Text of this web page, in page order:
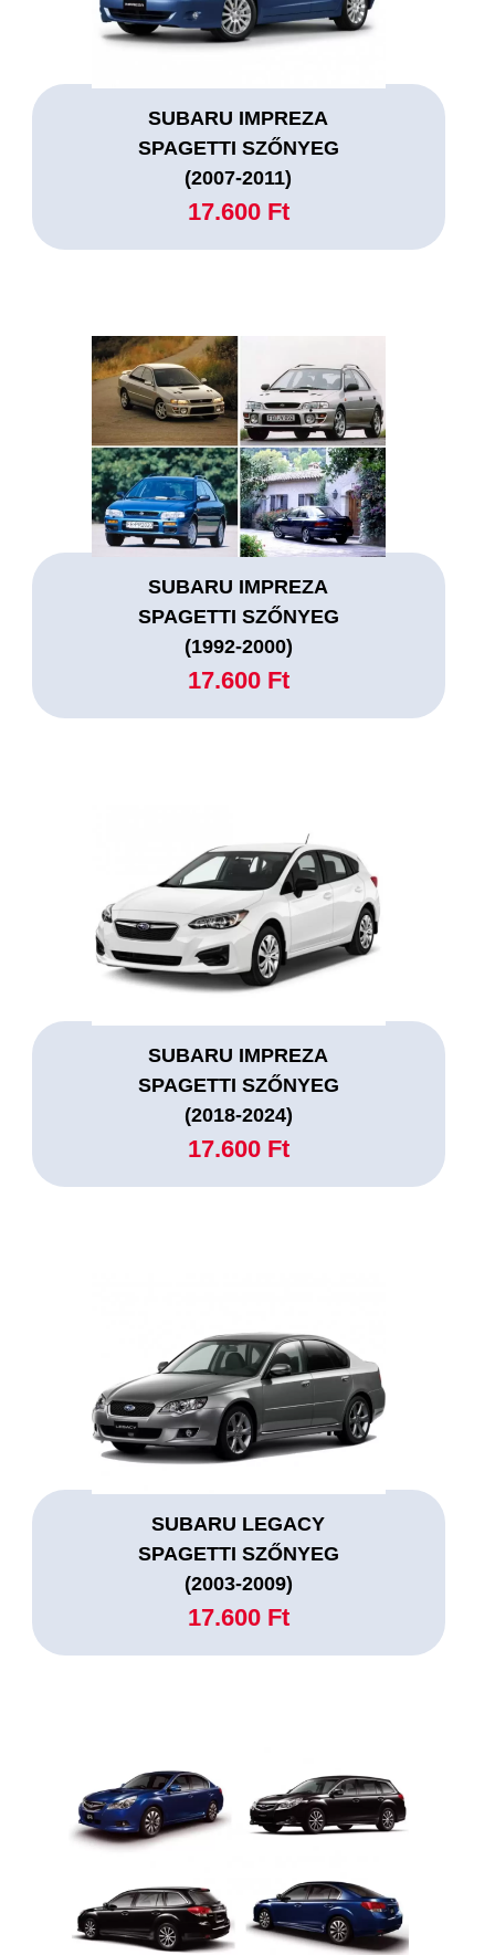
SUBARU IMPREZA
SPAGETTI SZŐNYEG
(2007-2011)
17.600 Ft
SUBARU IMPREZA
SPAGETTI SZŐNYEG
(1992-2000)
17.600 Ft
SUBARU IMPREZA
SPAGETTI SZŐNYEG
(2018-2024)
17.600 Ft
SUBARU LEGACY
SPAGETTI SZŐNYEG
(2003-2009)
17.600 Ft